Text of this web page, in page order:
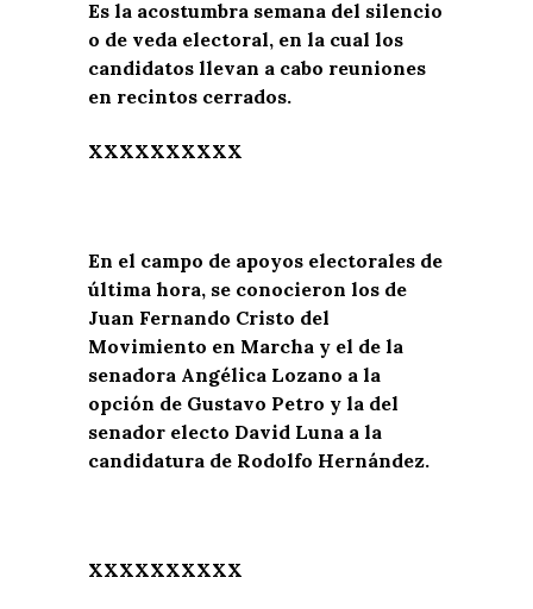
Es la acostumbra semana del silencio
o de veda electoral, en la cual los
candidatos llevan a cabo reuniones
en recintos cerrados.
XXXXXXXXXX
En el campo de apoyos electorales de
última hora, se conocieron los de
Juan Fernando Cristo del
Movimiento en Marcha y el de la
senadora Angélica Lozano a la
opción de Gustavo Petro y la del
senador electo David Luna a la
candidatura de Rodolfo Hernández.
XXXXXXXXXX